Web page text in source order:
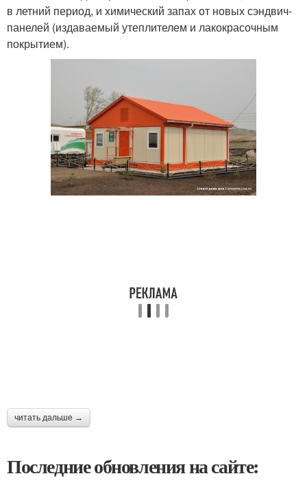
в летний период, и химический запах от новых сэндвич-
панелей (издаваемый утеплителем и лакокрасочным
покрытием).
читать дальше →
Последние обновления на сайте: